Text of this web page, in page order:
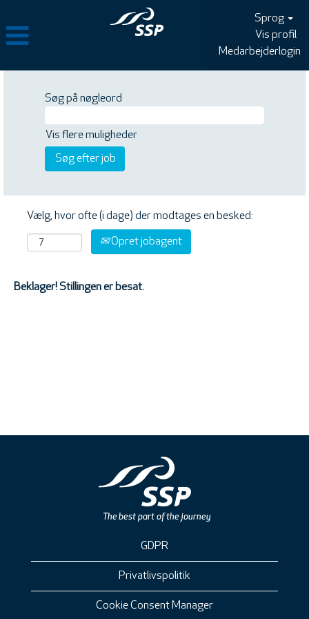
Sprog
Vis profil
Medarbejderlogin
Søg på nøgleord
Vis flere muligheder
Vælg, hvor ofte (i dage) der modtages en besked:
Opret jobagent
Beklager! Stillingen er besat.
GDPR
Privatlivspolitik
Cookie Consent Manager